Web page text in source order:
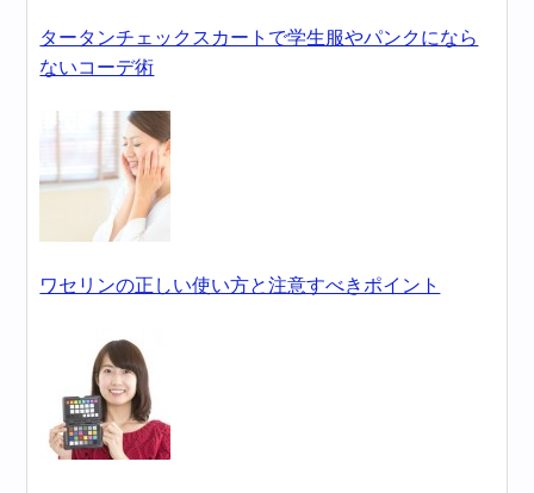
タータンチェックスカートで学生服やパンクになら
ないコーデ術
ワセリンの正しい使い方と注意すべきポイント